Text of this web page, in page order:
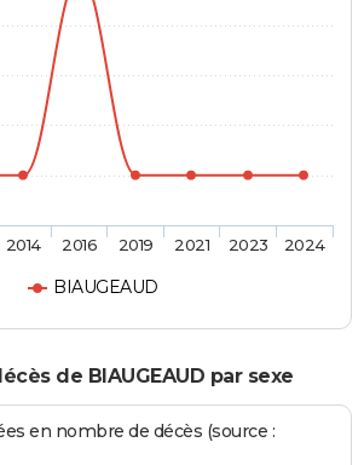
BIAUGEAUD
2014 2016 2019 2021 2023 2024
de BIAUGEAUD par sexe
en nombre de décès (source :